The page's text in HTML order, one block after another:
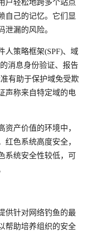
户轻松地跨多个站点
自己的记忆。它们显
泄漏的风险。
人策略框架(SPF)、域
消息身份验证、报告
有助于保护域免受欺
声称来自特定域的电
资产价值的环境中，
色系统高度安全，
系统安全性较低，可
供针对网络钓鱼的最
帮助培养组织的安全